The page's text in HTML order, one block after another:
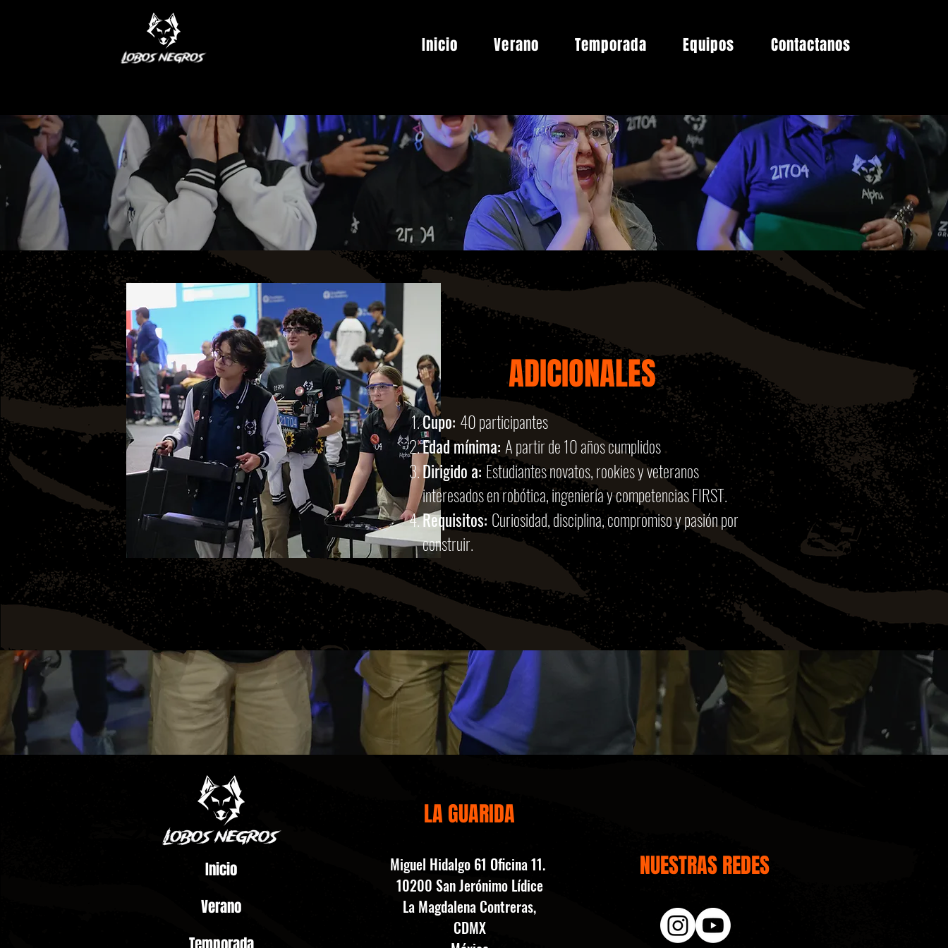
Inicio Verano Temporada Equipos Contactanos
Cupo: 40 participantes
Edad mínima: A partir de 10 años cumplidos
Dirigido a:Estudiantes novatos, rookies y veteranos
interesados en robótica, ingeniería y competencias FIRST.
Requisitos: Curiosidad, disciplina, compromiso y pasión por
construir.
ADICIONALES
Inicio
Verano
LA GUARIDA
Miguel Hidalgo 61 Oficina 11.
10200 San Jerónimo Lídice
La Magdalena Contreras,
CDMX
NUESTRAS REDES